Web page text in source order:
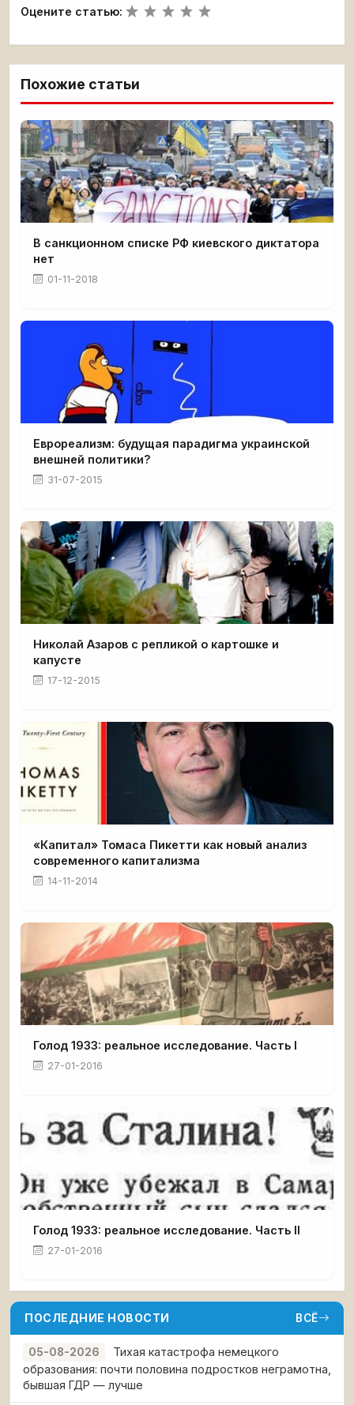
Оцените статью:
Похожие статьи
В санкционном списке РФ киевского диктатора
нет
01-11-2018
Еврореализм: будущая парадигма украинской
внешней политики?
31-07-2015
Николай Азаров с репликой о картошке и
капусте
17-12-2015
«Капитал» Томаса Пикетти как новый анализ
современного капитализма
14-11-2014
Голод 1933: реальное исследование. Часть I
27-01-2016
Голод 1933: реальное исследование. Часть II
27-01-2016
ПОСЛЕДНИЕ НОВОСТИ ВСЁ
05-08-2026
Тихая катастрофа немецкого
образования: почти половина подростков неграмотна,
бывшая ГДР — лучше